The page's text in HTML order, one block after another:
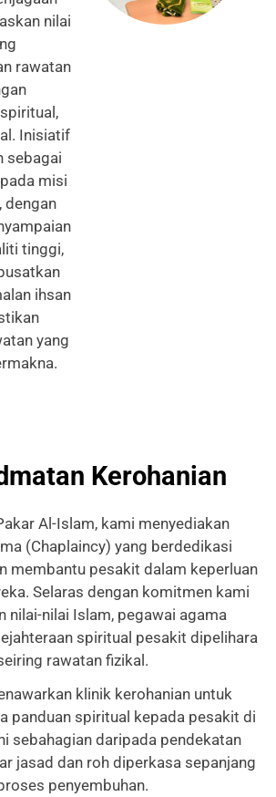
nilai
rawatan
Inisiatif
sebagai
misi
dengan
tinggi,
ihsan
yang
Kerohanian
Al-Islam, kami menyediakan
(Chaplaincy) yang berdedikasi
membantu pesakit dalam keperluan
Selaras dengan komitmen kami
nilai-nilai Islam, pegawai agama
spiritual pesakit dipelihara
rawatan fizikal.
klinik kerohanian untuk
panduan spiritual kepada pesakit di
sebahagian daripada pendekatan
jasad dan roh diperkasa sepanjang
penyembuhan.